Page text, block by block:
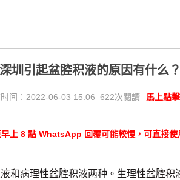
深圳引起盆腔积液的原因有什么？
时间：2022-06-03 15:06 622次閱讀 馬上點
上 8 點 WhatsApp 回覆可能較慢，可直接使
病理性盆腔积液两种。生理性盆腔积